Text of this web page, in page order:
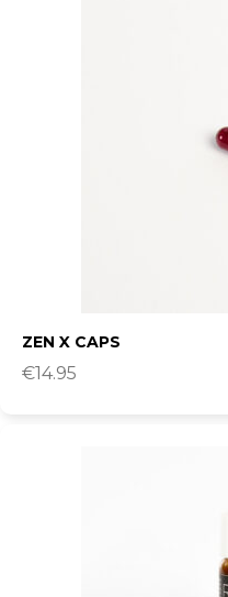
ZEN X CAPS
€14.95